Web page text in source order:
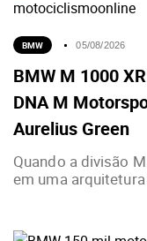
BMW 05/08/2026
BMW M 1000
DNA M
Aurelius Green
Quando a divisão
em uma arquitetura